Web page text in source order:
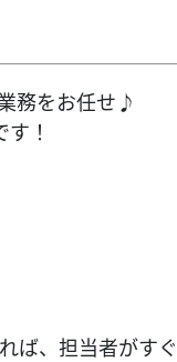
務をお任せ♪
！
ば、担当者が